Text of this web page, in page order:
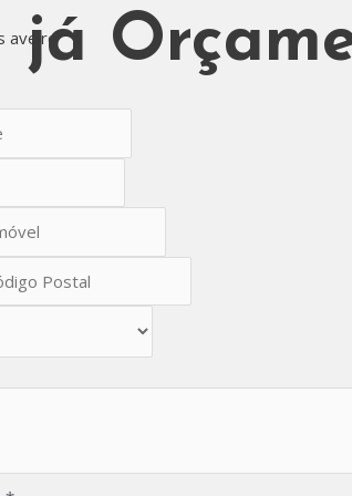
já